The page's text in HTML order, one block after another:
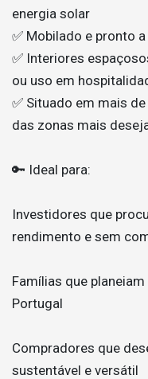
energia solar
✅ Mobilado e pronto
✅ Interiores
ou uso em
✅ Situado em mais
das zonas mais
🔑 Ideal para:
Investidores que
rendimento e sem
Famílias que
Portugal
Compradores que
sustentável e versátil